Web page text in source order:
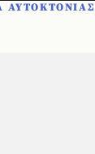
ΑΥΤΟΚΤΟΝΙΑΣ